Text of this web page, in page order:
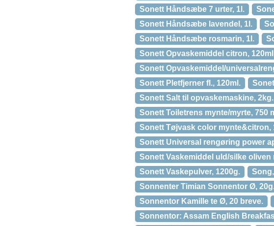
Sonett Håndsæbe 7 urter, 1l.
Sonett Håndsæbe lavendel, 1l.
Sonett Håndsæbe rosmarin, 1l.
Sonett Opvaskemiddel citron,
Sonett Opvaskemiddel/
Sonett Pletfjerner fl., 120ml.
Sonett Salt til opvaskemaskine, 2kg.
Sonett Toiletrens mynte/myrte, 750
Sonett Tøjvask color mynte&citron,
Sonett Universal rengøring power
Sonett Vaskemiddel uld/silke oliven
Sonett Vaskepulver, 1200g.
Sonnenter Timian Sonnentor Ø,
Sonnentor Kamille te Ø, 20 breve.
Sonnentor: Assam English